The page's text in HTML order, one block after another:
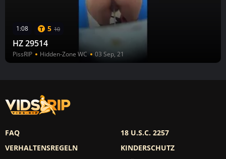
1:08 5 10
HZ 29514
PissRIP Hidden-Zone WC 03 Sep, 21
FAQ
VERHALTENSREGELN
18 U.S.C. 2257
KINDERSCHUTZ